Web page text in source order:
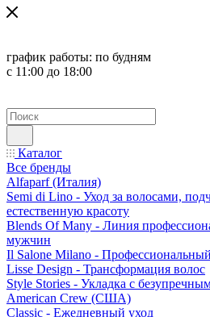
график работы: по будням
с 11:00 до 18:00
Каталог
Все бренды
Alfaparf (Италия)
Semi di Lino - Уход за волосами,
естественную красоту
Blends Of Many - Линия
мужчин
Il Salone Milano -
Lisse Design - Трансформация волос
Style Stories - Укладка с
American Crew (США)
Classic - Ежедневный уход